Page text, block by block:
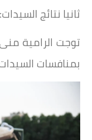
ثانيا نتائج السيدات:
توجت الرامية
بمنافسات